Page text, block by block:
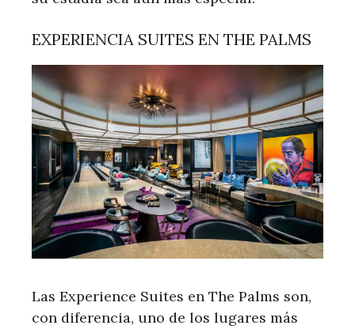
EXPERIENCIA SUITES EN THE PALMS
Las Experience Suites en The Palms son,
con diferencia, uno de los lugares más